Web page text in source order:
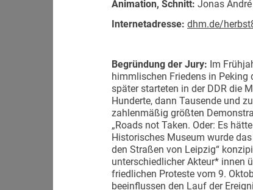
Animation, Schnitt: Jonas
Internetadresse: dhm.de/
Begründung der Jury: Im
himmlischen Friedens in Peking
später starteten in der DDR die
Hunderte, dann Tausende und
zahlenmäßig größten
„Roads not Taken. Oder: Es
Historisches Museum wurde
den Straßen von Leipzig“
unterschiedlicher Akteur* innen
friedlichen Proteste vom 9.
beeinflussen den Lauf der